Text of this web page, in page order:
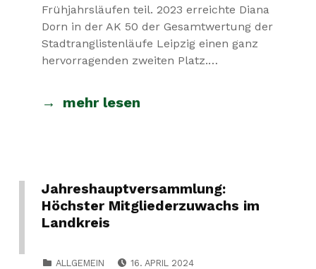
Frühjahrsläufen teil. 2023 erreichte Diana
Dorn in der AK 50 der Gesamtwertung der
Stadtranglistenläufe Leipzig einen ganz
hervorragenden zweiten Platz.…
mehr lesen
Jahreshauptversammlung:
Höchster Mitgliederzuwachs im
Landkreis
ALLGEMEIN
16. APRIL 2024